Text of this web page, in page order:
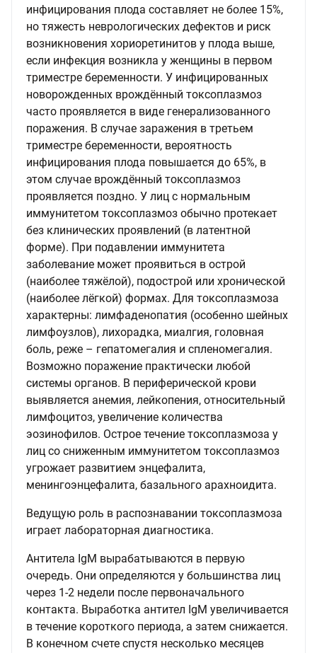
инфицирования плода составляет не более 15%,
но тяжесть неврологических дефектов и риск
возникновения хориоретинитов у плода выше,
если инфекция возникла у женщины в первом
триместре беременности. У инфицированных
новорожденных врождённый токсоплазмоз
часто проявляется в виде генерализованного
поражения. В случае заражения в третьем
триместре беременности, вероятность
инфицирования плода повышается до 65%, в
этом случае врождённый токсоплазмоз
проявляется поздно. У лиц с нормальным
иммунитетом токсоплазмоз обычно протекает
без клинических проявлений (в латентной
форме). При подавлении иммунитета
заболевание может проявиться в острой
(наиболее тяжёлой), подострой или хронической
(наиболее лёгкой) формах. Для токсоплазмоза
характерны: лимфаденопатия (особенно шейных
лимфоузлов), лихорадка, миалгия, головная
боль, реже – гепатомегалия и спленомегалия.
Возможно поражение практически любой
системы органов. В периферической крови
выявляется анемия, лейкопения, относительный
лимфоцитоз, увеличение количества
эозинофилов. Острое течение токсоплазмоза у
лиц со сниженным иммунитетом токсоплазмоз
угрожает развитием энцефалита,
менингоэнцефалита, базального арахноидита.
Ведущую роль в распознавании токсоплазмоза
играет лабораторная диагностика.
Антитела IgM вырабатываются в первую
очередь. Они определяются у большинства лиц
через 1-2 недели после первоначального
контакта. Выработка антител IgM увеличивается
в течение короткого периода, а затем снижается.
В конечном счете спустя несколько месяцев